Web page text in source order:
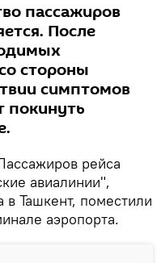
пассажиров
После
стороны
симптомов
покинуть
рейса
авиалинии",
Ташкент, поместили
аэропорта.